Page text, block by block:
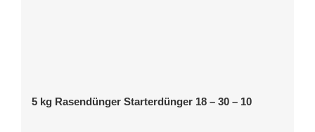
5 kg Rasendünger Starterdünger 18 – 30 – 10